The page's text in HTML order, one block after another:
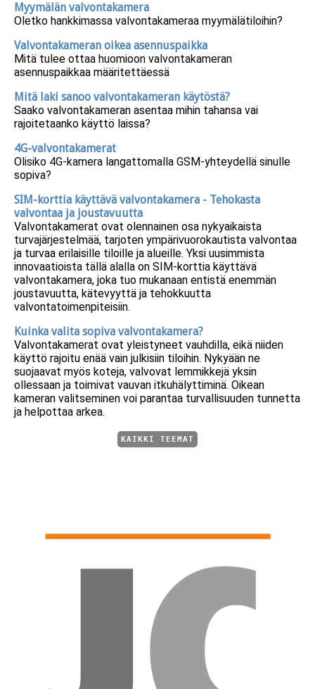
Myymälän valvontakamera
Oletko hankkimassa valvontakameraa myymälätiloihin?
Valvontakameran oikea asennuspaikka
Mitä tulee ottaa huomioon valvontakameran
asennuspaikkaa määritettäessä
Mitä laki sanoo valvontakameran käytöstä?
Saako valvontakameran asentaa mihin tahansa vai
rajoitetaanko käyttö laissa?
4G-valvontakamerat
Olisiko 4G-kamera langattomalla GSM-yhteydellä sinulle
sopiva?
SIM-korttia käyttävä valvontakamera - Tehokasta
valvontaa ja joustavuutta
Valvontakamerat ovat olennainen osa nykyaikaista
turvajärjestelmää, tarjoten ympärivuorokautista valvontaa
ja turvaa erilaisille tiloille ja alueille. Yksi uusimmista
innovaatioista tällä alalla on SIM-korttia käyttävä
valvontakamera, joka tuo mukanaan entistä enemmän
joustavuutta, kätevyyttä ja tehokkuutta
valvontatoimenpiteisiin.
Kuinka valita sopiva valvontakamera?
Valvontakamerat ovat yleistyneet vauhdilla, eikä niiden
käyttö rajoitu enää vain julkisiin tiloihin. Nykyään ne
suojaavat myös koteja, valvovat lemmikkejä yksin
ollessaan ja toimivat vauvan itkuhälyttiminä. Oikean
kameran valitseminen voi parantaa turvallisuuden tunnetta
ja helpottaa arkea.
KAIKKI TEEMAT